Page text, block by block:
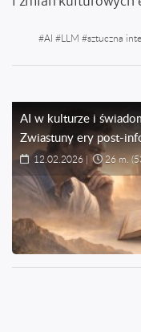
#AI #LLM #sztuczna
AI w kulturze i
Zwiastuny ery post-
12.02.2026 | 26 m.